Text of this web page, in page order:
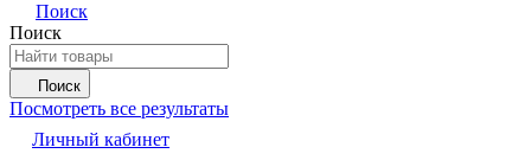
Поиск
Поиск
Поиск
Посмотреть все результаты
Личный кабинет